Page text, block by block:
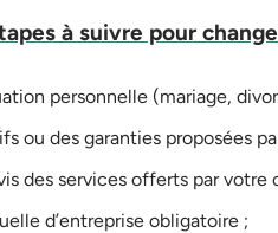
à suivre pour
personnelle (mariage,
ou des garanties proposées
des services offerts par votre
d’entreprise obligatoire ;